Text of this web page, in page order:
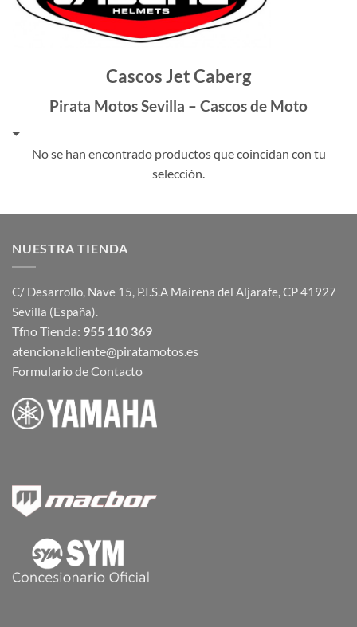
Cascos Jet Caberg
Pirata Motos Sevilla – Cascos de Moto
No se han encontrado productos que coincidan con tu
selección.
NUESTRA TIENDA
C/ Desarrollo, Nave 15, P.I.S.A Mairena del Aljarafe, CP 41927
Sevilla (España).
Tfno Tienda: 955 110 369
atencionalcliente@piratamotos.es
Formulario de Contacto